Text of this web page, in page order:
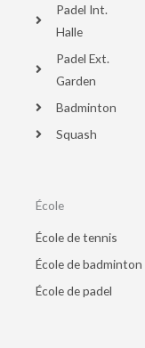
Padel Int.
Halle
Padel Ext.
Garden
Badminton
Squash
École
École de tennis
École de badminton
École de padel